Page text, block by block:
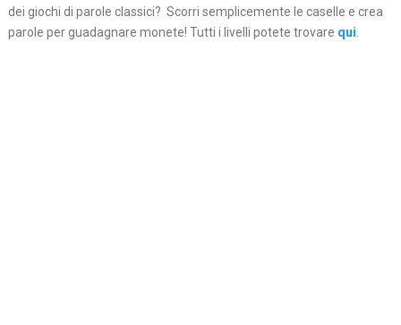
dei giochi di parole classici? Scorri semplicemente le caselle e crea
parole per guadagnare monete! Tutti i livelli potete trovare qui.